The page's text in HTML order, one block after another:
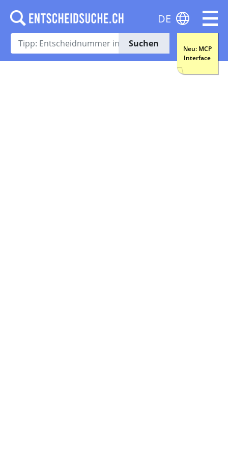
Suchen
Neu: MCP
Interface
DE